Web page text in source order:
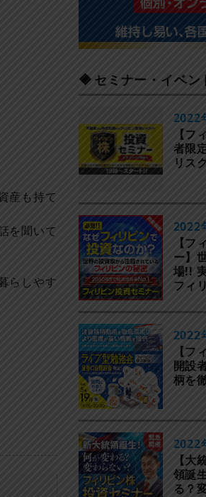
産も持て
を聞いて
らしやす
セミナー・イベン
【
者限
リス
2022
【
ー】
場!!
フィ
2022
【
開設
柄を
2022
【
領誕
る？
2022